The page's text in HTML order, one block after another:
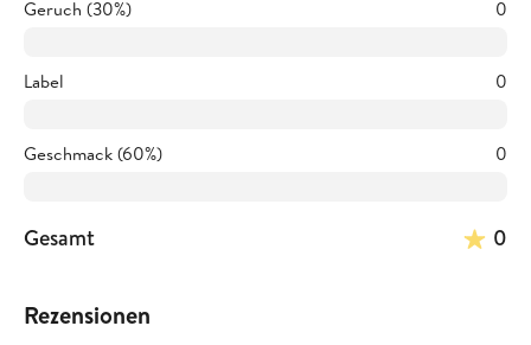
Geruch (30%) 0
Label 0
Geschmack (60%) 0
Gesamt 0
Rezensionen